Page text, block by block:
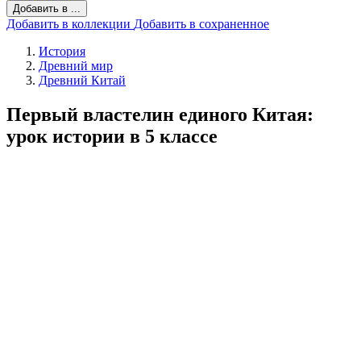
Добавить в ...
Добавить в коллекции Добавить в сохраненное
История
Древний мир
Древний Китай
Первый властелин единого Китая:
урок истории в 5 классе